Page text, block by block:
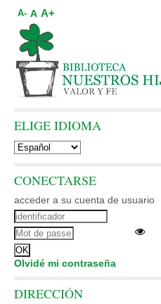
A- A A+
ELIGE IDIOMA
CONECTARSE
acceder a su cuenta de usuario
Olvidé mi contraseña
DIRECCIÓN